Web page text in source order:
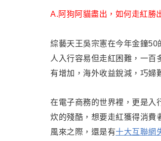
A.阿狗阿貓盡出 ，如何走紅勝
綜藝天王吳宗憲在今年金鐘50
人入行容易但走紅困難 ， 一百
有增加，海外收益銳減，巧婦
在電子商務的世界裡 ，更是 入
炊的殘酷 ，想要走紅獲得消費
風來之際 ，還是有十大互聯網